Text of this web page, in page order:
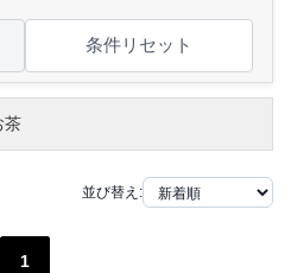
条件リセット
茶
並び替え:
1